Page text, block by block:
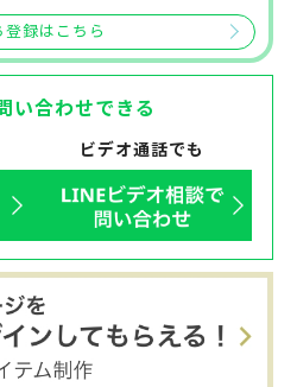
登録はこちら
い合わせできる
ビデオ通話でも